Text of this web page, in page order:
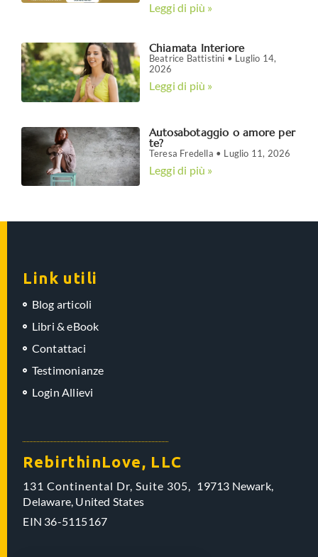
Leggi di più »
Chiamata Interiore
Beatrice Battistini
Luglio 14,
2026
Leggi di più »
Autosabotaggio o amore per
te?
Teresa Fredella Luglio 11, 2026
Leggi di più »
Link utili
Blog articoli
Libri & eBook
Contattaci
Testimonianze
Login Allievi
RebirthinLove, LLC
131 Continental Dr, Suite 305, 19713 Newark,
Delaware, United States
EIN 36-5115167